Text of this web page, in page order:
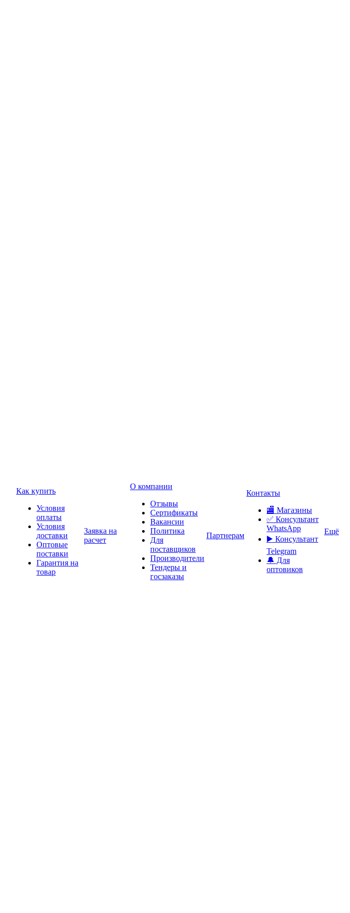
Как купить
Условия
оплаты
Условия
доставки
Оптовые
поставки
Гарантия на
товар
Заявка на
расчет
О компании
Отзывы
Сертификаты
Вакансии
Политика
Для
поставщиков
Производители
Тендеры и
госзаказы
Партнерам
Контакты
🏬 Магазины
✅️ Консультант
WhatsApp
▶️ Консультант
Telegram
🔔 Для
оптовиков
Ещё